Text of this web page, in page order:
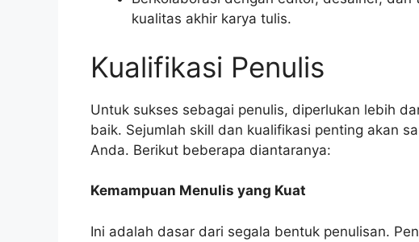
kualitas akhir karya tulis.
Kualifikasi Penulis
Untuk sukses sebagai penulis, diperlukan lebih
baik. Sejumlah skill dan kualifikasi penting akan
Anda. Berikut beberapa diantaranya:
Kemampuan Menulis yang Kuat
Ini adalah dasar dari segala bentuk penulisan.